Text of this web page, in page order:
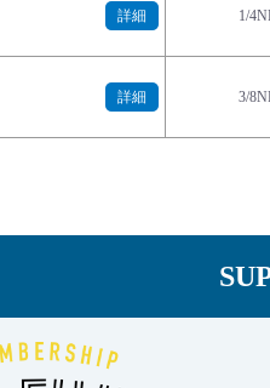
詳細 1/
詳細 3/